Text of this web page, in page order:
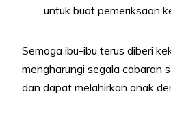
untuk buat pemeriksaan
Semoga ibu-ibu terus diberi
mengharungi segala cabaran
dan dapat melahirkan anak